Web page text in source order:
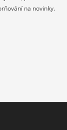
na novinky.